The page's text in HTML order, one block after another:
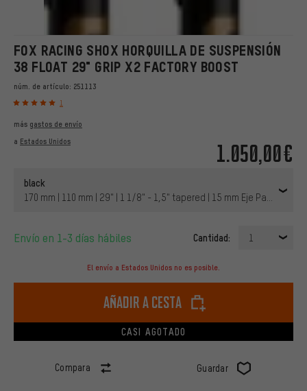
FOX RACING SHOX HORQUILLA DE SUSPENSIÓN
38 FLOAT 29" GRIP X2 FACTORY BOOST
núm. de artículo: 251113
1
1.050,00€
más gastos de envío
a Estados Unidos
black
170 mm | 110 mm | 29" | 1 1/8" - 1,5" tapered | 15 mm Eje Pasante
Envío en 1-3 días hábiles Cantidad: 1
El envío a Estados Unidos no es posible.
Añadir a cesta
CASI AGOTADO
Compara Guardar